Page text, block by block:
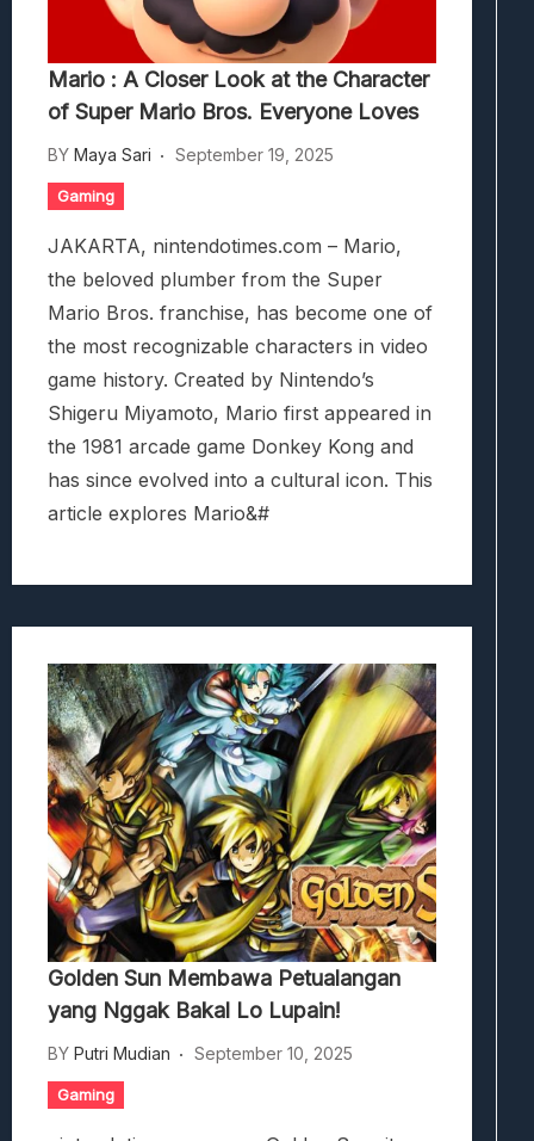
Mario : A Closer Look at the Character
of Super Mario Bros. Everyone Loves
BY Maya Sari September 19, 2025
Gaming
JAKARTA, nintendotimes.com – Mario,
the beloved plumber from the Super
Mario Bros. franchise, has become one of
the most recognizable characters in video
game history. Created by Nintendo’s
Shigeru Miyamoto, Mario first appeared in
the 1981 arcade game Donkey Kong and
has since evolved into a cultural icon. This
article explores Mario&#
Golden Sun Membawa Petualangan
yang Nggak Bakal Lo Lupain!
BY Putri Mudian September 10, 2025
Gaming